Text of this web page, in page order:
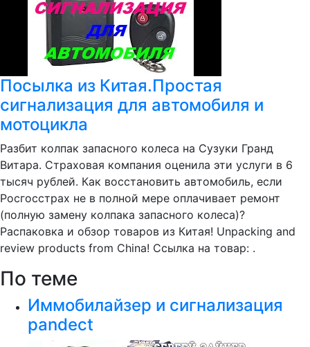
Посылка из Китая.Простая
сигнализация для автомобиля и
мотоцикла
Разбит колпак запасного колеса на Сузуки Гранд
Витара. Страховая компания оценила эти услуги в 6
тысяч рублей. Как восстановить автомобиль, если
Росгосстрах не в полной мере оплачивает ремонт
(полную замену колпака запасного колеса)?
Распаковка и обзор товаров из Китая! Unpacking and
review products from China! Ссылка на товар: .
По теме
Иммобилайзер и сигнализация
pandect